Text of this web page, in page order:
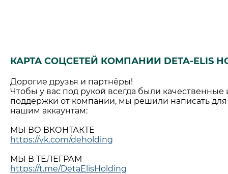
КАРТА СОЦСЕТЕЙ КОМПАНИИ DETA-ELIS
Дорогие друзья и партнёры!
Чтобы у вас под рукой всегда были
поддержки от компании, мы решили написать
нашим аккаунтам:
МЫ ВО ВКОНТАКТЕ
https://vk.com/deholding
МЫ В ТЕЛЕГРАМ
https://t.me/DetaElisHolding